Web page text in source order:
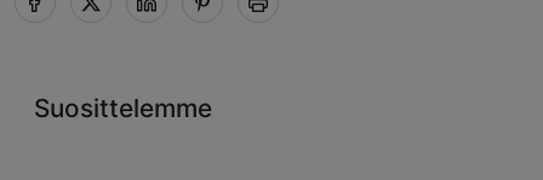
Suosittelemme